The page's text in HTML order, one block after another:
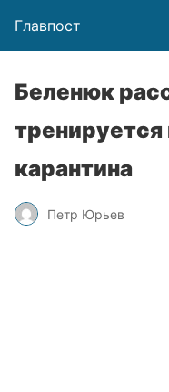
Главпост
Беленюк
тренируется
карантина
Петр Юрьев